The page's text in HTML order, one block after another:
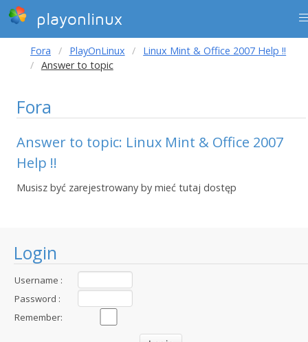
playonlinux
Login
Username :
Password :
Remember:
Fora PlayOnLinux
Linux Mint & Office 2007 Help !!
Answer to topic
Fora
Answer to topic: Linux Mint & Office 2007
Help !!
Musisz być zarejestrowany by mieć tutaj dostęp